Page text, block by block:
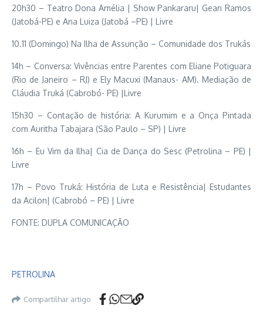
20h30 – Teatro Dona Amélia | Show Pankararu| Gean Ramos
(Jatobá-PE) e Ana Luiza (Jatobá –PE) | Livre
10.11 (Domingo) Na Ilha de Assunção – Comunidade dos Trukás
14h – Conversa: Vivências entre Parentes com Eliane Potiguara
(Rio de Janeiro – RJ) e Ely Macuxi (Manaus- AM). Mediação de
Cláudia Truká (Cabrobó- PE) |Livre
15h30 – Contação de história: A Kurumim e a Onça Pintada
com Auritha Tabajara (São Paulo – SP) | Livre
16h – Eu Vim da Ilha| Cia de Dança do Sesc (Petrolina – PE) |
Livre
17h – Povo Truká: História de Luta e Resistência| Estudantes
da Acilon| (Cabrobó – PE) | Livre
FONTE: DUPLA COMUNICAÇÃO
PETROLINA
Compartilhar artigo